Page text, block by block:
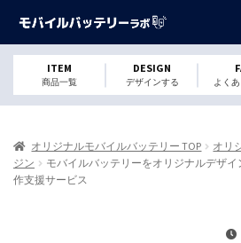
ITEM
商品一覧
DESIGN
デザインする よく
オリジナルモバイルバッテリー TOP
オリ
ジン
モバイルバッテリーをオリジナルデザ
作支援サービス